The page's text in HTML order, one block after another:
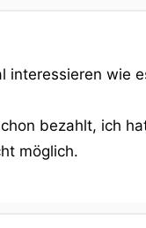
interessieren wie
bezahlt, ich
möglich.